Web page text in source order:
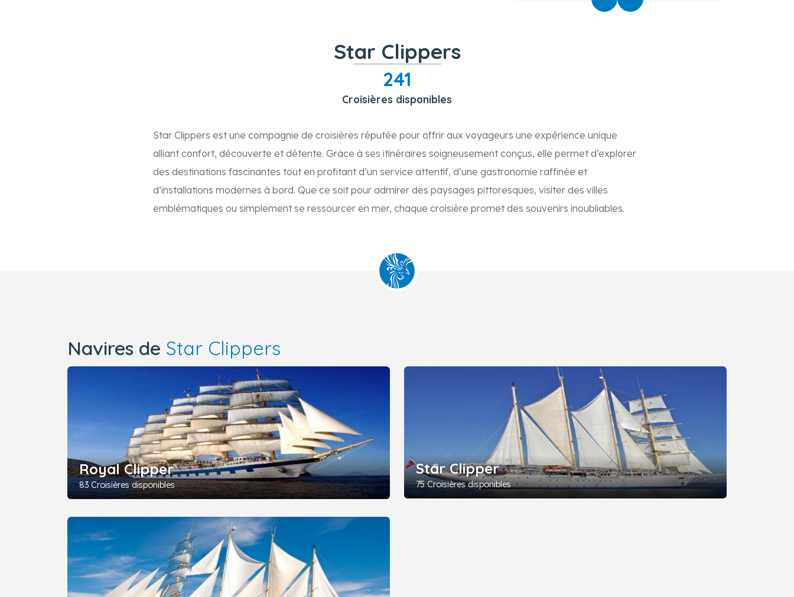
Star Clippers
241
Croisières disponibles
Star Clippers est une compagnie de croisières réputée pour offrir aux voyageurs une expérience unique
alliant confort, découverte et détente. Grâce à ses itinéraires soigneusement conçus, elle permet d’explorer
des destinations fascinantes tout en profitant d’un service attentif, d’une gastronomie raffinée et
d’installations modernes à bord. Que ce soit pour admirer des paysages pittoresques, visiter des villes
emblématiques ou simplement se ressourcer en mer, chaque croisière promet des souvenirs inoubliables.
Navires de Star Clippers
Royal Clipper
83 Croisières disponibles
Star Clipper
75 Croisières disponibles